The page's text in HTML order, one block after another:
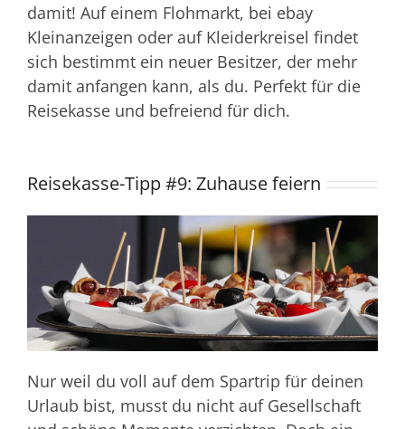
damit! Auf einem Flohmarkt, bei ebay
Kleinanzeigen oder auf Kleiderkreisel findet
sich bestimmt ein neuer Besitzer, der mehr
damit anfangen kann, als du. Perfekt für die
Reisekasse und befreiend für dich.
Reisekasse-Tipp #9: Zuhause feiern
Nur weil du voll auf dem Spartrip für deinen
Urlaub bist, musst du nicht auf Gesellschaft